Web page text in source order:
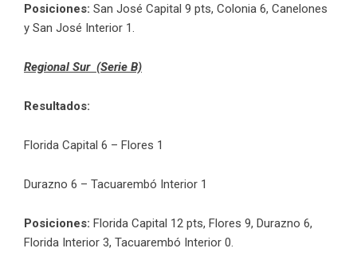
Posiciones: San José Capital 9 pts, Colonia 6, Canelones
y San José Interior 1.
Regional Sur (Serie B)
Resultados:
Florida Capital 6 – Flores 1
Durazno 6 – Tacuarembó Interior 1
Posiciones: Florida Capital 12 pts, Flores 9, Durazno 6,
Florida Interior 3, Tacuarembó Interior 0.